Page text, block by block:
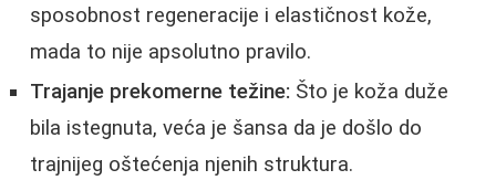
sposobnost regeneracije i elastičnost kože,
mada to nije apsolutno pravilo.
Trajanje prekomerne težine: Što je koža duže
bila istegnuta, veća je šansa da je došlo do
trajnijeg oštećenja njenih struktura.